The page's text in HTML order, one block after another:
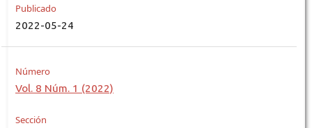
Publicado
2022-05-24
Número
Vol. 8 Núm. 1 (2022)
Sección